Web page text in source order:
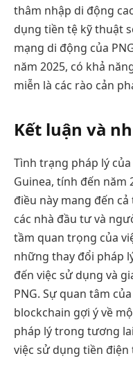
thâm nhập di động
dụng tiền tệ kỹ thuật
mạng di động của
năm 2025, có khả
miễn là các rào cản
Kết luận và
Tình trạng pháp lý
Guinea, tính đến năm
điều này mang đến
các nhà đầu tư và
tầm quan trọng của
những thay đổi pháp
đến việc sử dụng và
PNG. Sự quan tâm
blockchain gợi ý về
pháp lý trong tương
việc sử dụng tiền điện